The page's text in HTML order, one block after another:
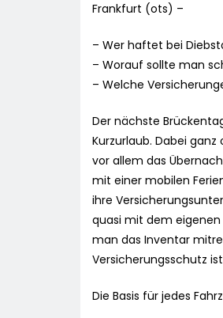
Frankfurt (ots) –
– Wer haftet bei
– Worauf sollte man
– Welche
Der nächste
Kurzurlaub. Dabei
vor allem das
mit einer mobilen
ihre
quasi mit dem eigenen
man das Inventar
Versicherungsschutz
Die Basis für jedes